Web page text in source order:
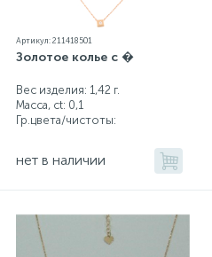
Артикул: 211418501
Золотое колье с �
Вес изделия: 1,42 г.
Масса, ct: 0,1
Гр.цвета/чистоты:
нет в наличии